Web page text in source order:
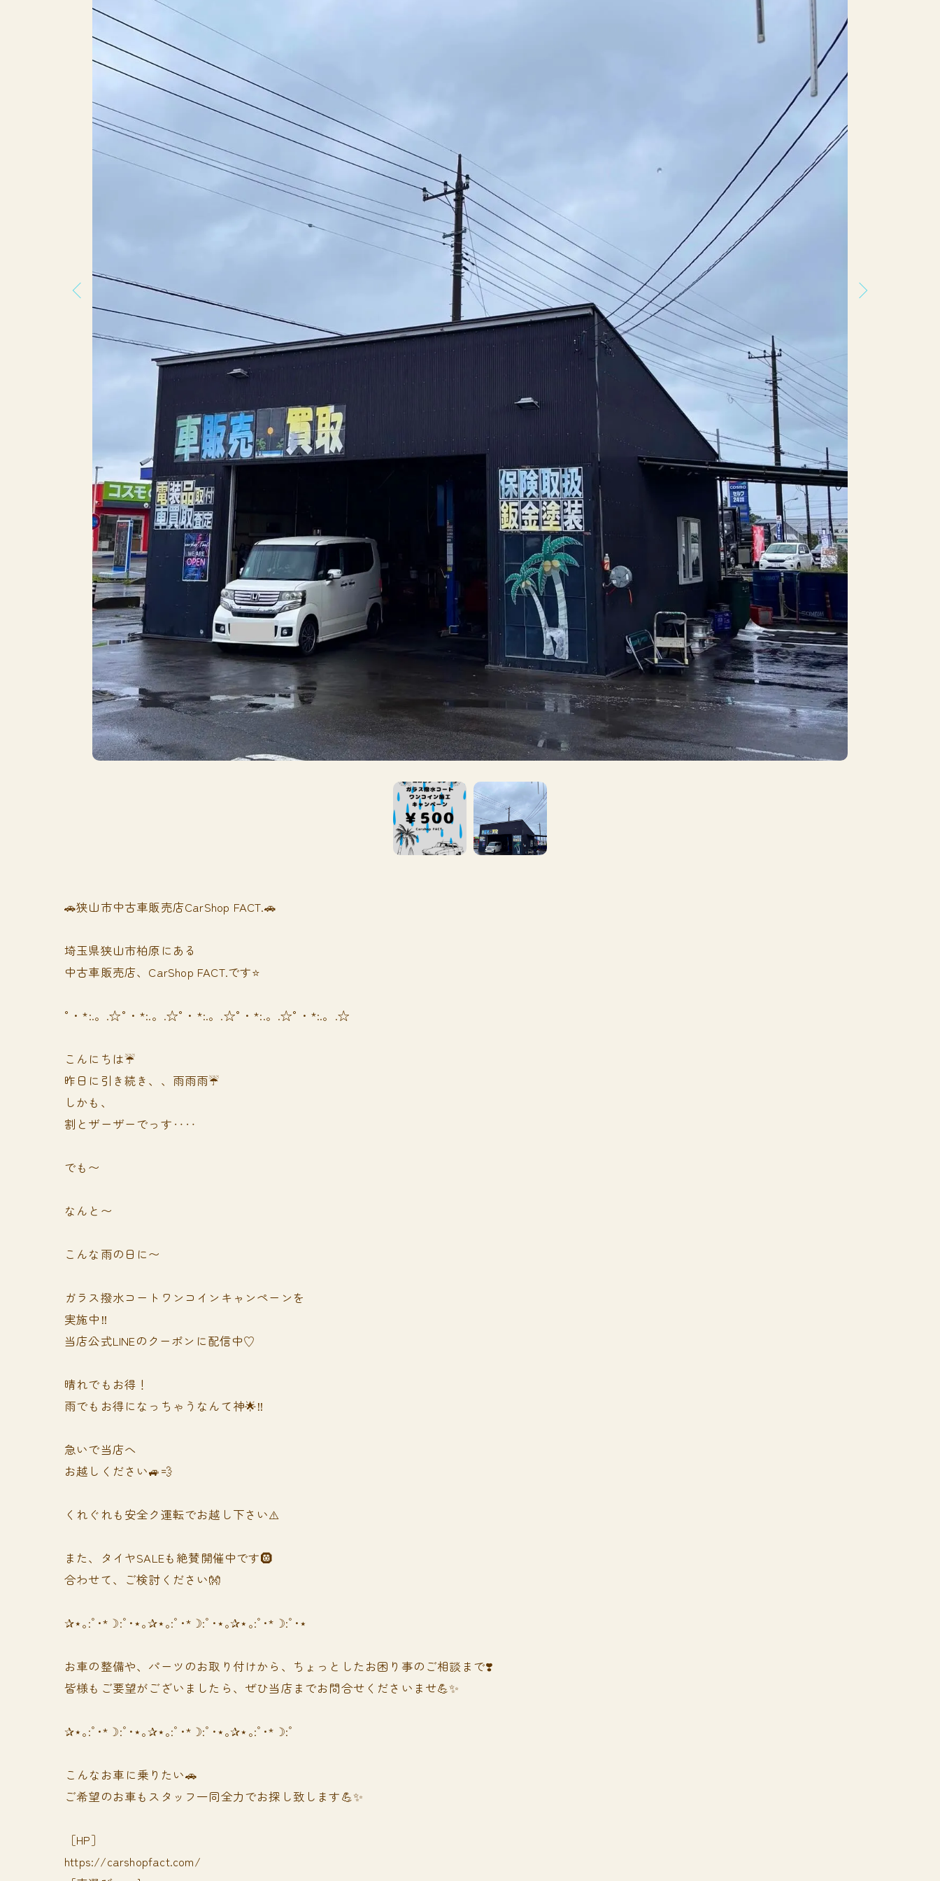
🚗狭山市中古車販売店CarShop FACT.🚗
埼玉県狭山市柏原にある
中古車販売店、CarShop FACT.です⭐️
°・*:.。.☆°・*:.。.☆°・*:.。.☆°・*:.。.☆°・*:.。.☆
こんにちは☔️
昨日に引き続き、、雨雨雨☔
しかも、
割とザーザーでっす‥‥
でも〜
なんと〜
こんな雨の日に〜
ガラス撥水コートワンコインキャンペーンを
実施中‼️
当店公式LINEのクーポンに配信中♡
晴れでもお得！
雨でもお得になっちゃうなんて神🌟‼️
急いで当店へ
お越しください🚙💨
くれぐれも安全ク運転でお越し下さい⚠️
また、タイヤSALEも絶賛開催中です🛞
合わせて、ご検討ください👐
✰⋆｡:ﾟ･*☽:ﾟ･⋆｡✰⋆｡:ﾟ･*☽:ﾟ･⋆｡✰⋆｡:ﾟ･*☽:ﾟ･⋆
お車の整備や、パーツのお取り付けから、ちょっとしたお困り事のご相談まで❣️
皆様もご要望がございましたら、ぜひ当店までお問合せくださいませ💪✨
✰⋆｡:ﾟ･*☽:ﾟ･⋆｡✰⋆｡:ﾟ･*☽:ﾟ･⋆｡✰⋆｡:ﾟ･*☽:ﾟ
⁡⁡⁡こんなお車に乗りたい🚗
ご希望のお車もスタッフ一同全力でお探し致します💪✨
［HP］
https://carshopfact.com/